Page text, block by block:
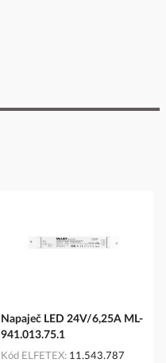
Napaječ LED 24V/6,25A ML-
941.013.75.1
Kód ELFETEX 11.543.787